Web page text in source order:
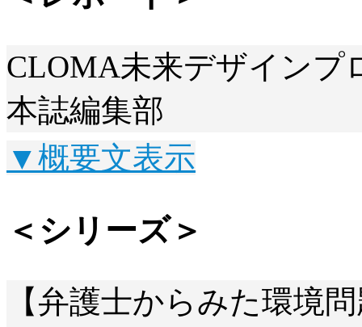
CLOMA未来デザインプ
本誌編集部
▼概要文表示
＜シリーズ＞
【弁護士からみた環境